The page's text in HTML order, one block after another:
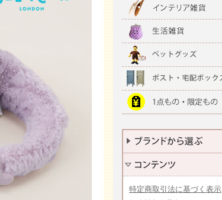
特定商取引法に基づく表示